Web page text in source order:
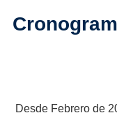
Desde Febrero de